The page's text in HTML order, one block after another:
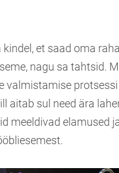
kindel, et saad oma
nagu sa tahtsid.
valmistamise
aitab sul need ära
meeldivad elamused